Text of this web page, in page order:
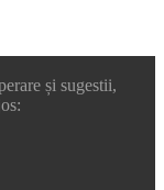
și sugestii,